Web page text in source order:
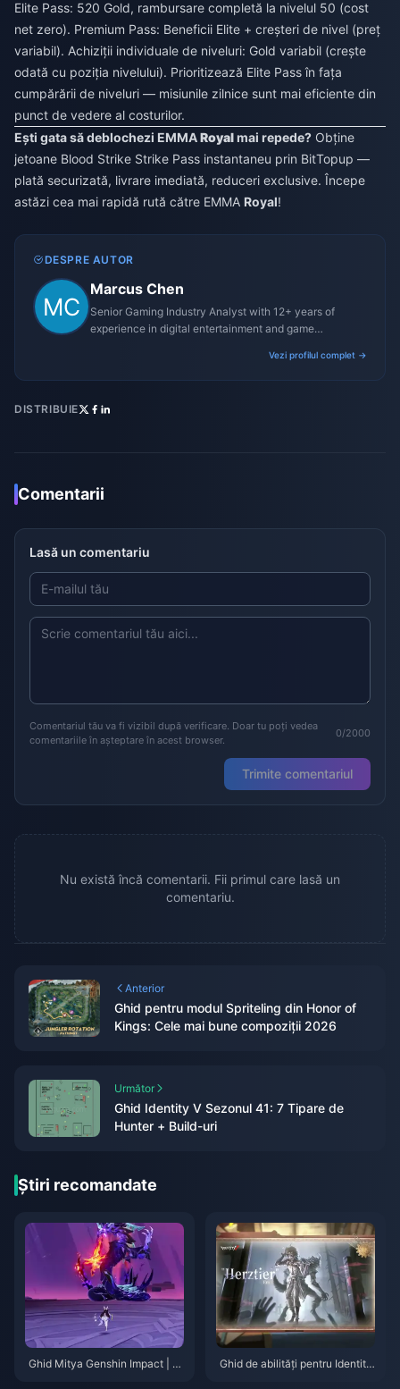
Elite Pass: 520 Gold, rambursare completă la nivelul 50 (cost
net zero). Premium Pass: Beneficii Elite + creșteri de nivel (preț
variabil). Achiziții individuale de niveluri: Gold variabil (crește
odată cu poziția nivelului). Prioritizează Elite Pass în fața
cumpărării de niveluri — misiunile zilnice sunt mai eficiente din
punct de vedere al costurilor.
Ești gata să deblochezi EMMARoyalmai repede? Obține
jetoane Blood Strike Strike Pass instantaneu prin BitTopup —
plată securizată, livrare imediată, reduceri exclusive. Începe
astăzi cea mai rapidă rută către EMMA Royal!
DESPRE AUTOR
Marcus Chen
Senior Gaming Industry Analyst with 12+ years of
experience in digital entertainment and game
Vezi profilul complet →
DISTRIBUIE
Comentarii
Lasă un comentariu
Comentariul tău va fi vizibil după verificare. Doar tu poți vedea
comentariile în așteptare în acest browser.
0/2000
Trimite comentariul
Nu există încă comentarii. Fii primul care lasă un
comentariu.
Anterior
Ghid pentru modul Spriteling din Honor of
Kings: Cele mai bune compoziții 2026
Următor
Ghid Identity V Sezonul 41: 7 Tipare de
Hunter + Build-uri
Știri recomandate
Ghid Mitya Genshin Impact | A
Ghid de abilități pentru Identity